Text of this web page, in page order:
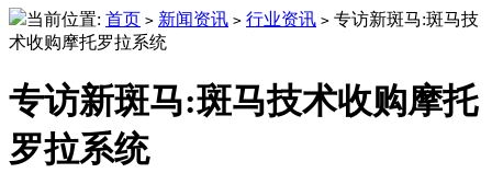
当前位置: 首页 > 新闻资讯 > 行业资讯 > 专访新斑马:斑马技
术收购摩托罗拉系统
专访新斑马:斑马技术收购摩托
罗拉系统